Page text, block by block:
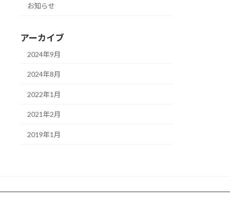
お知らせ
アーカイブ
2024年9月
2024年8月
2022年1月
2021年2月
2019年1月